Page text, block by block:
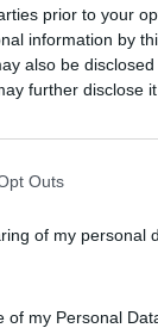
prior to your
information by
also be
further disclose
Outs
of my personal
my Personal